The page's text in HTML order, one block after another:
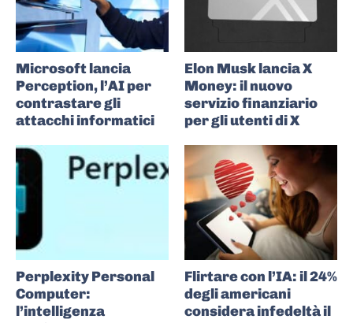
Microsoft lancia
Perception, l’AI per
contrastare gli
attacchi informatici
Elon Musk lancia X
Money: il nuovo
servizio finanziario
per gli utenti di X
Perplexity Personal
Computer:
l’intelligenza
Flirtare con l’IA: il 24%
degli americani
considera infedeltà il